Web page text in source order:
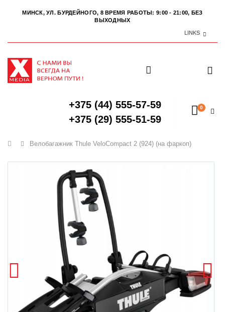
МИНСК, УЛ. БУРДЕЙНОГО, 8 ВРЕМЯ РАБОТЫ: 9:00 - 21:00, БЕЗ
ВЫХОДНЫХ
LINKS
+375 (44) 555-57-59
+375 (29) 555-51-59
0
Главная
Велобагажник Thule VeloCompact 2 (924) (на фаркоп)